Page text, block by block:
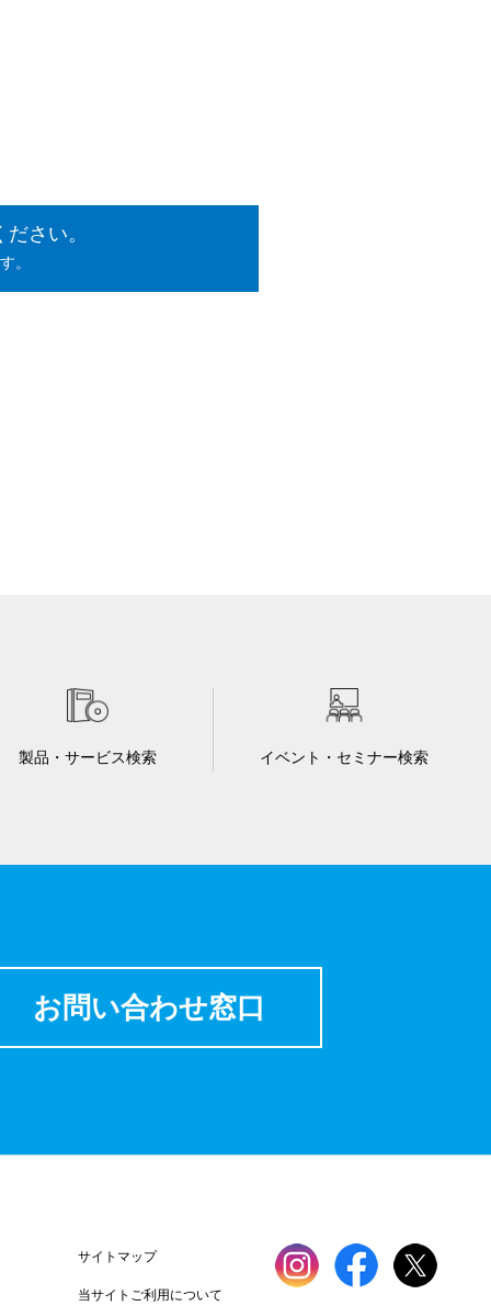
さい。
。
製品・サービス検索 イベント・セミナー検索
お問い合わせ窓口
サイトマップ
当サイトご利用について